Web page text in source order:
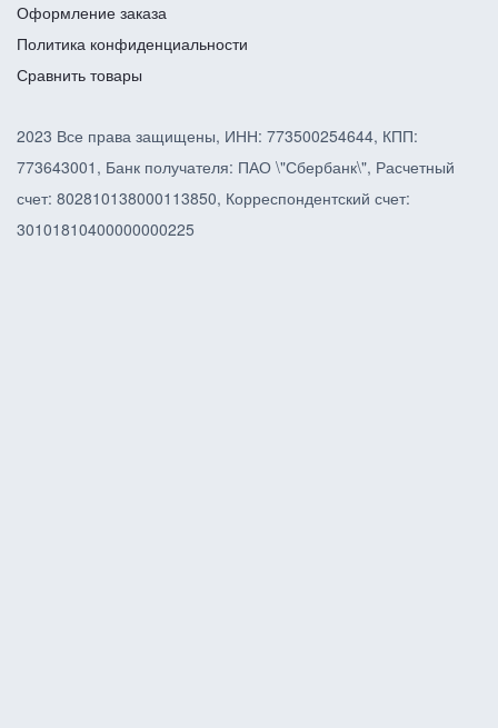
Оформление заказа
Политика конфиденциальности
Сравнить товары
2023 Все права защищены, ИНН: 773500254644, КПП:
773643001, Банк получателя: ПАО \"Сбербанк\", Расчетный
счет: 802810138000113850, Корреспондентский счет:
30101810400000000225